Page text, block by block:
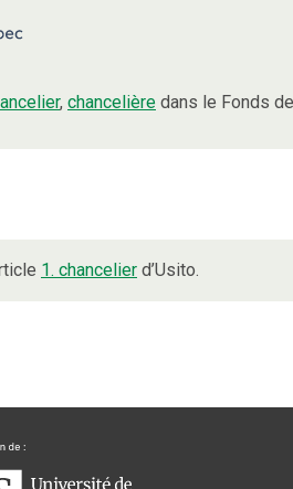
, chancelière dans le Fonds
1. chancelier d’Usito.